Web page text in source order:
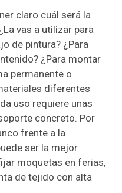
claro cuál será la
vas a utilizar para
de pintura? ¿Para
¿Para montar
permanente o
diferentes
uso requiere unas
concreto. Por
frente a la
ser la mejor
moquetas en ferias,
de tejido con alta